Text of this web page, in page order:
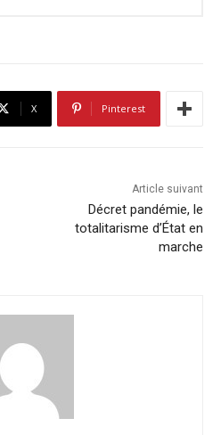
X Pinterest
Article suivant
Décret pandémie, le
totalitarisme d’État en
marche